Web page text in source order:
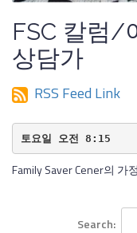
FSC 칼럼/
상담가
RSS Feed Link
토요일 오전 8:15
Family Saver Cener의 가
Search: